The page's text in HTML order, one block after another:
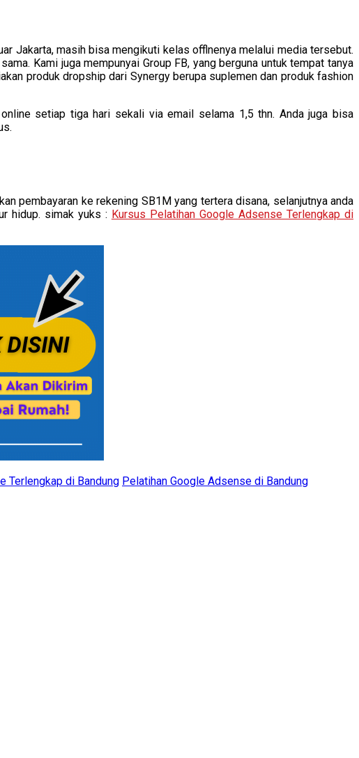
Jakarta, masih bisa mengikuti kelas offlnenya melalui media tersebut.
Kami juga mempunyai Group FB, yang berguna untuk tempat tanya
produk dropship dari Synergy berupa suplemen dan produk fashion
setiap tiga hari sekali via email selama 1,5 thn. Anda juga bisa
pembayaran ke rekening SB1M yang tertera disana, selanjutnya anda
hidup. simak yuks : Kursus Pelatihan Google Adsense Terlengkap di
Terlengkap di Bandung Pelatihan Google Adsense di Bandung